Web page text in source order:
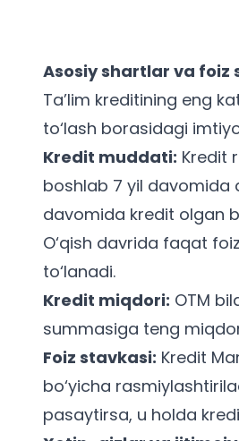
Asosiy shartlar va foiz
Ta’lim kreditining eng
to‘lash borasidagi
Kredit muddati: Kredit
boshlab 7 yil davomida
davomida kredit olgan
O‘qish davrida faqat
to‘lanadi.
Kredit miqdori: OTM
summasiga teng
Foiz stavkasi: Kredit
bo‘yicha
pasaytirsa, u holda